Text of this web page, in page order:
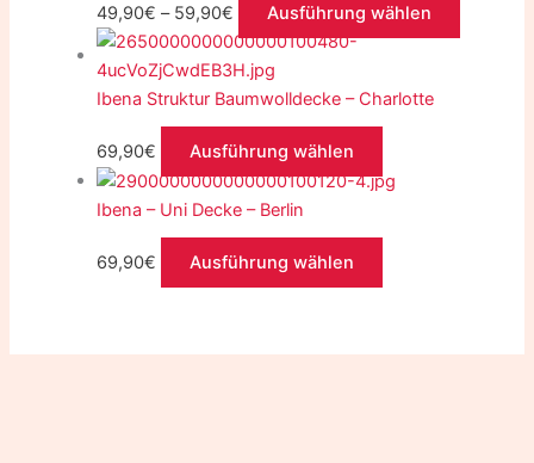
49,90€ – 59,90€ Ausführung wählen
Ibena Struktur Baumwolldecke – Charlotte
69,90€ Ausführung wählen
Ibena – Uni Decke – Berlin
69,90€ Ausführung wählen